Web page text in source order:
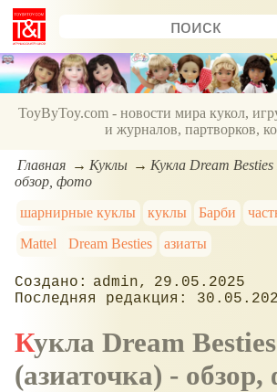
ToyByToy.com - новости мира кукол,
и журналов, партворков,
Главная Куклы
Кукла Dream
обзор, фото
шарнирные куклы
куклы Барби
Mattel
Dream Besties азиаты
admin
29.05.2025
Кукла Dream Besties Рене
(азиаточка) - обзор,